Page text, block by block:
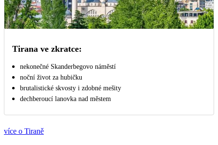
Tirana ve zkratce:
nekonečné Skanderbegovo náměstí
noční život za hubičku
brutalistické skvosty i zdobné mešity
dechberoucí lanovka nad městem
více o Tiraně